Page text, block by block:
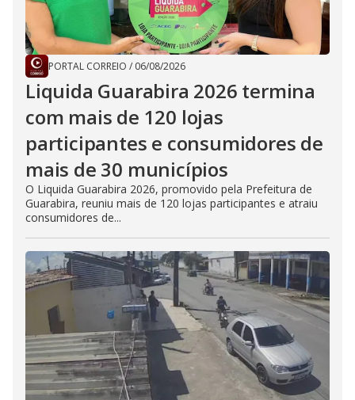
PORTAL CORREIO / 06/08/2026
Liquida Guarabira 2026 termina
com mais de 120 lojas
participantes e consumidores de
mais de 30 municípios
O Liquida Guarabira 2026, promovido pela Prefeitura de
Guarabira, reuniu mais de 120 lojas participantes e atraiu
consumidores de...